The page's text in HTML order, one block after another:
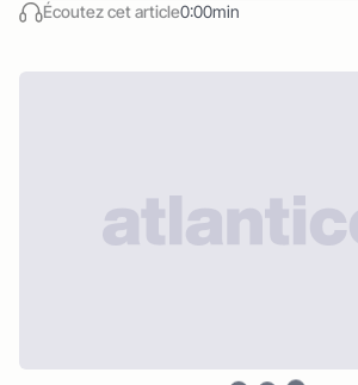
Écoutez cet article0:00min